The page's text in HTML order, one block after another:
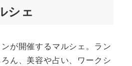
シェ
が開催するマルシェ。ラン
ん、美容や占い、ワークシ